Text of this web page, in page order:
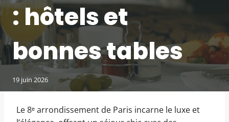
: hôtels et
bonnes tables
19 juin 2026
Le 8ᵉ arrondissement de Paris incarne le luxe et